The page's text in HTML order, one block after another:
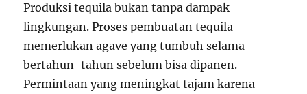
Produksi tequila bukan tanpa dampak
lingkungan. Proses pembuatan tequila
memerlukan agave yang tumbuh selama
bertahun-tahun sebelum bisa dipanen.
Permintaan yang meningkat tajam karena